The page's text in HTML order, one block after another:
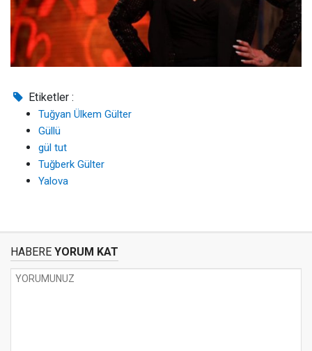
Etiketler :
Tuğyan Ülkem Gülter
Güllü
gül tut
Tuğberk Gülter
Yalova
HABERE YORUM KAT